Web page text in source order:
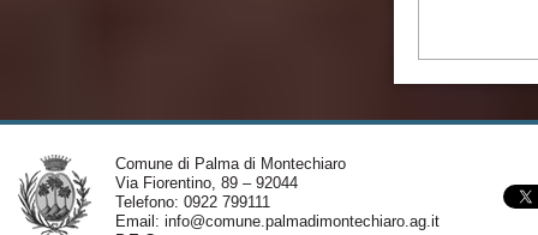
Comune di Palma di Montechiaro
Via Fiorentino, 89 – 92044
Telefono: 0922 799111
Email: info@comune.palmadimontechiaro.ag.it